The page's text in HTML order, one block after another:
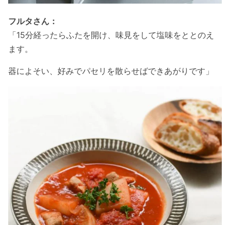
フルタさん：
「15分経ったらふたを開け、味見をして塩味をととのえ
ます。
器によそい、好みでパセリを散らせばできあがりです」